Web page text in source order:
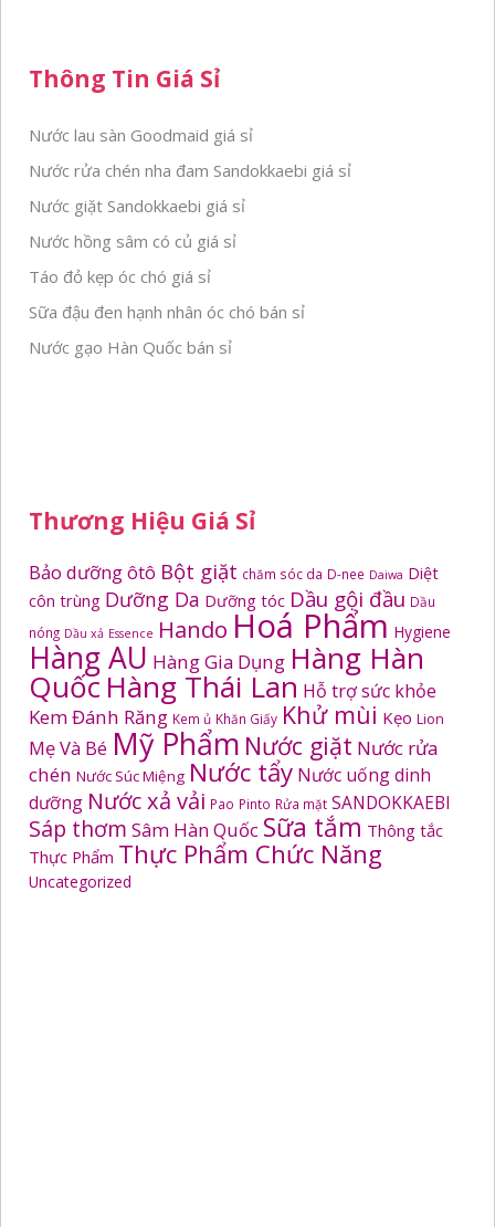
Thông Tin Giá Sỉ
Nước lau sàn Goodmaid giá sỉ
Nước rửa chén nha đam Sandokkaebi giá sỉ
Nước giặt Sandokkaebi giá sỉ
Nước hồng sâm có củ giá sỉ
Táo đỏ kẹp óc chó giá sỉ
Sữa đậu đen hạnh nhân óc chó bán sỉ
Nước gạo Hàn Quốc bán sỉ
Thương Hiệu Giá Sỉ
Bảo dưỡng ôtô Bột giặt chăm sóc da D-nee Daiwa Diệt
côn trùng Dưỡng Da Dưỡng tóc Dầu gội đầu Dầu
nóng Dầu xả Essence Hando Hoá Phẩm Hygiene
Hàng AU Hàng Gia Dụng Hàng Hàn
Quốc Hàng Thái Lan Hỗ trợ sức khỏe
Kem Đánh Răng Kem ủ Khăn Giấy Khử mùi Kẹo Lion
Mẹ Và Bé Mỹ Phẩm Nước giặt Nước rửa
chén Nước Súc Miệng Nước tẩy Nước uống dinh
dưỡng Nước xả vải Pao Pinto Rửa mặt SANDOKKAEBI
Sáp thơm Sâm Hàn Quốc Sữa tắm Thông tắc
Thực Phẩm Thực Phẩm Chức Năng
Uncategorized